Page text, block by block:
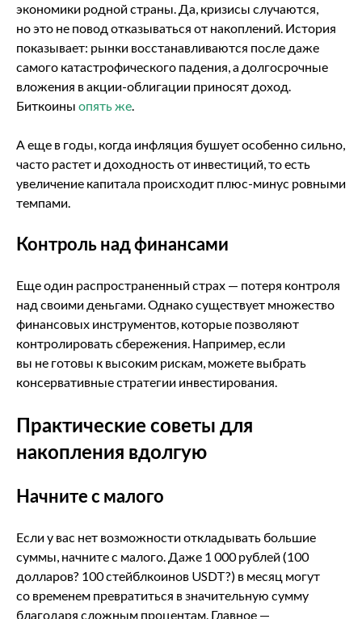
экономики родной страны. Да, кризисы случаются,
но это не повод отказываться от накоплений. История
показывает: рынки восстанавливаются после даже
самого катастрофического падения, а долгосрочные
вложения в акции-облигации приносят доход.
Биткоины опять же.
А еще в годы, когда инфляция бушует особенно сильно,
часто растет и доходность от инвестиций, то есть
увеличение капитала происходит плюс-минус ровными
темпами.
Контроль над финансами
Еще один распространенный страх — потеря контроля
над своими деньгами. Однако существует множество
финансовых инструментов, которые позволяют
контролировать сбережения. Например, если
вы не готовы к высоким рискам, можете выбрать
консервативные стратегии инвестирования.
Практические советы для
накопления вдолгую
Начните с малого
Если у вас нет возможности откладывать большие
суммы, начните с малого. Даже 1 000 рублей (100
долларов? 100 стейблкоинов USDT?) в месяц могут
со временем превратиться в значительную сумму
благодаря сложным процентам. Главное —